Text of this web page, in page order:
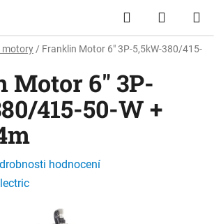
Hledat
KOŠÍK
motory / Franklin Motor 6" 3P-5,5kW-380/415-
Motor 6" 3P-
415-50-W +
hodnocení